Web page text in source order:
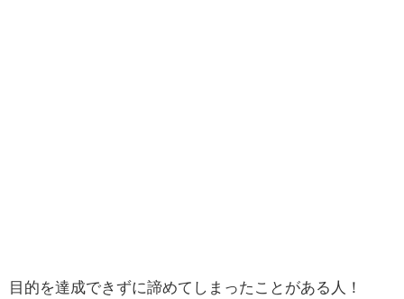
目的を達成できずに諦めてしまったことがある人！